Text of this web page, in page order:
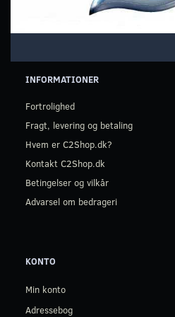
INFORMATIONER
Fortrolighed
Fragt, levering og betaling
Hvem er C2Shop.dk?
Kontakt C2Shop.dk
Betingelser og vilkår
Advarsel om bedrageri
KONTO
Min konto
Adressebog